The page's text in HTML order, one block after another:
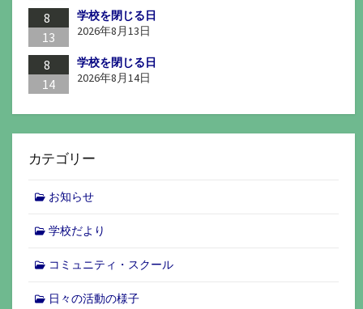
8
13
学校を閉じる日
2026年8月13日
8
14
学校を閉じる日
2026年8月14日
カテゴリー
お知らせ
学校だより
コミュニティ・スクール
日々の活動の様子